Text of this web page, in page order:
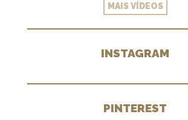
MAIS VÍDEOS
INSTAGRAM
PINTEREST